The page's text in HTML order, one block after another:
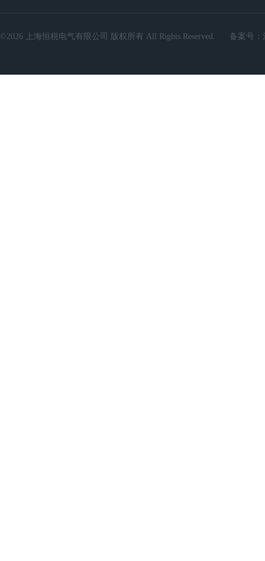
©2026 上海恒税电气有限公司 版权所有 All Rights Reserved. 备案号：